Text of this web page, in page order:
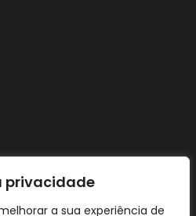
privacidade
a sua experiência de